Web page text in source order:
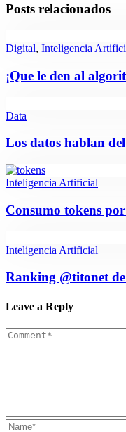
Posts relacionados
Digital, Inteligencia
¡Que le den al
Data
Los datos hablan
Inteligencia Artificial
Consumo tokens
Inteligencia Artificial
Ranking @titonet
Leave a Reply